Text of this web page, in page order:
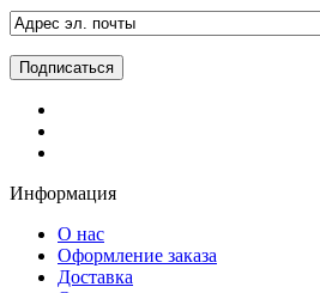
Информация
О нас
Оформление заказа
Доставка